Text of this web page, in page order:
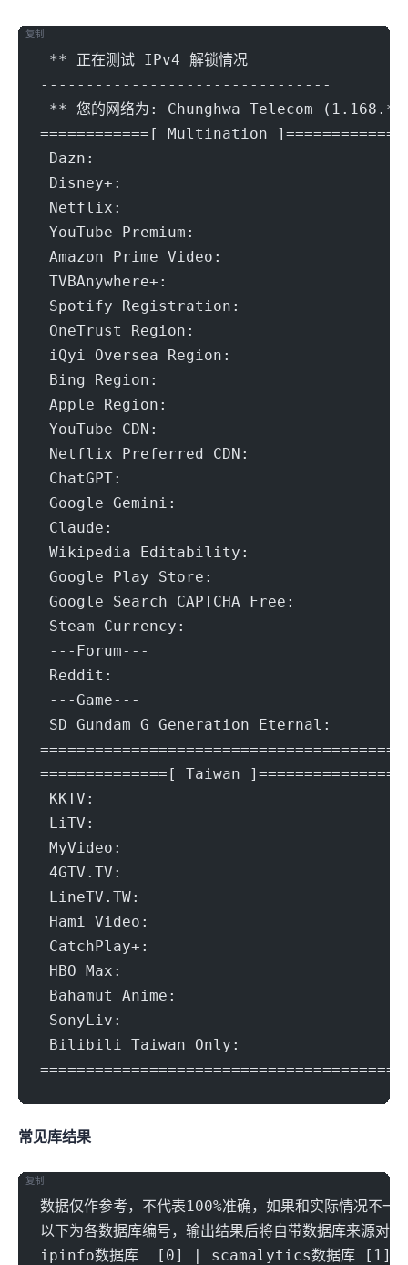
** 正在测试 IPv4 解锁情况
--------------------------------
** 您的网络为: Chunghwa Telecom
============[ Multination ]============
Dazn:					Yes
Disney+:				Yes
Netflix:				Yes
YouTube Premium:			Yes
Amazon Prime Video:			Yes
TVBAnywhere+:
Spotify Registration:
OneTrust Region:			TW
iQyi Oversea Region:
Bing Region:				TW
Apple Region:
YouTube CDN:
Netflix Preferred CDN:
ChatGPT:
Google Gemini:				Yes
Claude:
Wikipedia Editability:
Google Play Store:
Google Search CAPTCHA Free:
Steam Currency:
---Forum---
Reddit:
---Game---
SD Gundam G Generation Eternal:
=======================================
==============[ Taiwan ]===============
KKTV:
LiTV:					Failed
MyVideo:
4GTV.TV:				Failed
LineTV.TW:				Failed
Hami Video:
CatchPlay+:
HBO Max:				Yes
Bahamut Anime:				Yes
SonyLiv:				No
Bilibili Taiwan Only:
=======================================
复制
常见IP库结果
数据仅作参考，不代表100%准确，如果和实际情况不一
以下为各数据库编号，输出结果后将自带数据库来源对应
ipinfo数据库  [0] | scamalytics数据库
复制